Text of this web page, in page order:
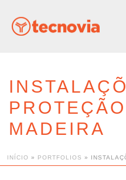
MADEIRA
INÍCIO » PORTFOLIOS »